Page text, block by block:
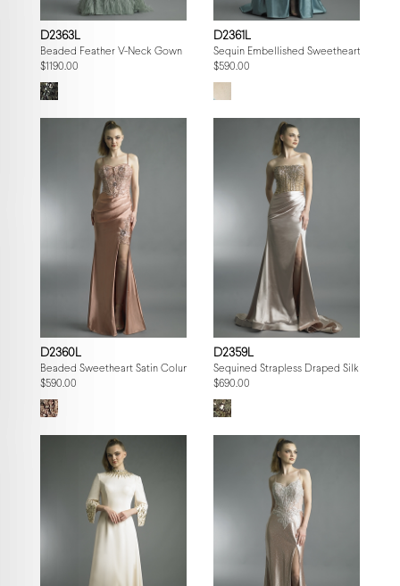
D2363L
Beaded Feather V-Neck Gown
$1190.00
D2361L
Sequin Embellished Sweetheart Gown
$590.00
D2360L
Beaded Sweetheart Satin Column Gown
$590.00
D2359L
Sequined Strapless Draped Silk Gown
$690.00